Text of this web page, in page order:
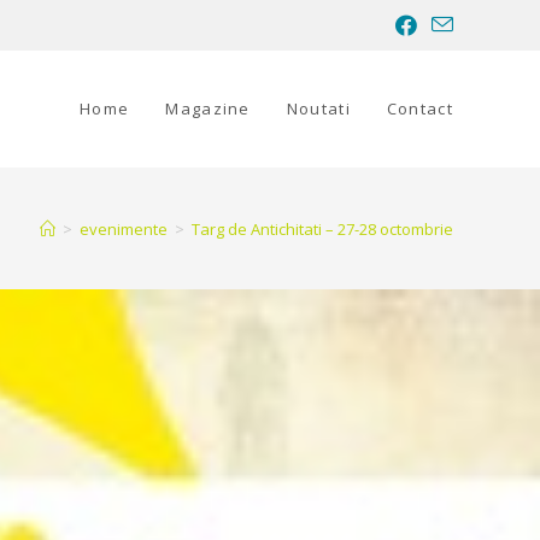
Home Magazine Noutati Contact
> evenimente > Targ de Antichitati – 27-28 octombrie